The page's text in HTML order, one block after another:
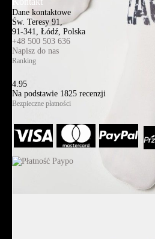
Dane kontaktowe
Św. Teresy 91,
91-341, Łódź, Polska
+48 500 503 636
Napisz do nas
Ranking
4.95
Na podstawie 1825 recenzji
Bezpieczne płatności